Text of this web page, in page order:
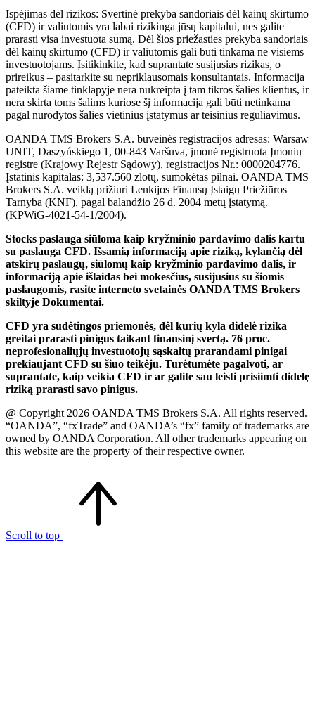
Ispėjimas dėl rizikos: Svertinė prekyba sandoriais dėl kainų skirtumo
(CFD) ir valiutomis yra labai rizikinga jūsų kapitalui, nes galite
prarasti visa investuota sumą. Dėl šios priežasties prekyba sandoriais
dėl kainų skirtumo (CFD) ir valiutomis gali būti tinkama ne visiems
investuotojams. Įsitikinkite, kad suprantate susijusias rizikas, o
prireikus – pasitarkite su nepriklausomais konsultantais. Informacija
pateikta šiame tinklapyje nera nukreipta į tam tikros šalies klientus, ir
nera skirta toms šalims kuriose šį informacija gali būti netinkama
pagal nurodytos šalies vietinius įstatymus ar teisinius reguliavimus.
OANDA TMS Brokers S.A. buveinės registracijos adresas: Warsaw
UNIT, Daszyńskiego 1, 00-843 Varšuva, įmonė registruota Įmonių
registre (Krajowy Rejestr Sądowy), registracijos Nr.: 0000204776.
Įstatinis kapitalas: 3,537.560 zlotų, sumokėtas pilnai. OANDA TMS
Brokers S.A. veiklą prižiuri Lenkijos Finansų Įstaigų Priežiūros
Tarnyba (KNF), pagal balandžio 26 d. 2004 metų įstatymą.
(KPWiG-4021-54-1/2004).
Stocks paslauga siūloma kaip kryžminio pardavimo dalis kartu
su paslauga CFD. Išsamią informaciją apie riziką, kylančią dėl
atskirų paslaugų, siūlomų kaip kryžminio pardavimo dalis, ir
informaciją apie išlaidas bei mokesčius, susijusius su šiomis
paslaugomis, rasite interneto svetainės OANDA TMS Brokers
skiltyje Dokumentai.
CFD yra sudėtingos priemonės, dėl kurių kyla didelė rizika
greitai prarasti pinigus taikant finansinį svertą. 76 proc.
neprofesionaliųjų investuotojų sąskaitų prarandami pinigai
prekiaujant CFD su šiuo teikėju. Turėtumėte pagalvoti, ar
suprantate, kaip veikia CFD ir ar galite sau leisti prisiimti didelę
riziką prarasti savo pinigus.
@ Copyright 2026 OANDA TMS Brokers S.A. All rights reserved.
“OANDA”, “fxTrade” and OANDA’s “fx” family of trademarks are
owned by OANDA Corporation. All other trademarks appearing on
this website are the property of their respective owner.
Scroll to top